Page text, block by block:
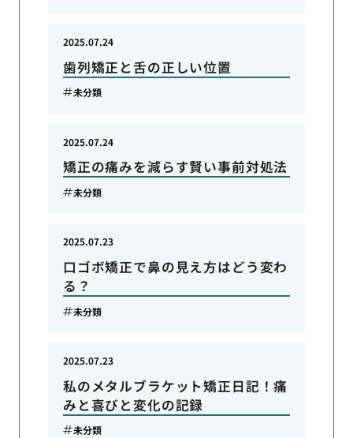
歯列矯正と舌の正しい位置
2025.07.24
未分類
矯正の痛みを減らす賢い事前対処法
2025.07.24
未分類
口ゴボ矯正で鼻の見え方はどう変わ
る？
2025.07.23
未分類
私のメタルブラケット矯正日記！痛
みと喜びと変化の記録
2025.07.23
未分類